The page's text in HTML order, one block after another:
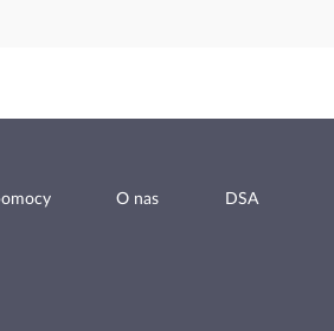
O nas DSA